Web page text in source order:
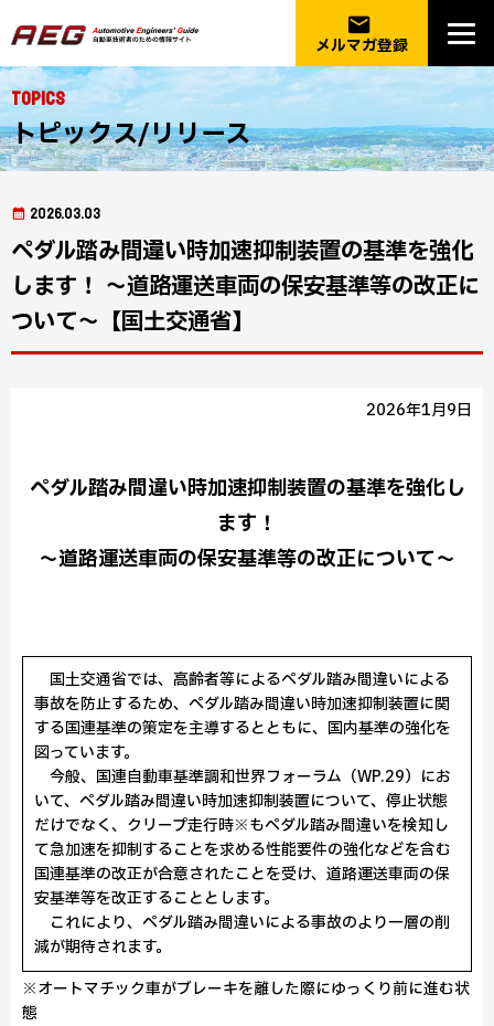
email
メルマガ登録
Topics
トピックス/リリース
2026.03.03
ペダル踏み間違い時加速抑制装置の基準を強化
します！ ～道路運送車両の保安基準等の改正に
ついて～【国土交通省】
2026年1月9日
ペダル踏み間違い時加速抑制装置の基準を強化し
ます！
～道路運送車両の保安基準等の改正について～
国土交通省では、高齢者等によるペダル踏み間違いによる
事故を防止するため、ペダル踏み間違い時加速抑制装置に関
する国連基準の策定を主導するとともに、国内基準の強化を
図っています。
今般、国連自動車基準調和世界フォーラム（WP.29）にお
いて、ペダル踏み間違い時加速抑制装置について、停止状態
だけでなく、クリープ走行時※もペダル踏み間違いを検知し
て急加速を抑制することを求める性能要件の強化などを含む
国連基準の改正が合意されたことを受け、道路運送車両の保
安基準等を改正することとします。
これにより、ペダル踏み間違いによる事故のより一層の削
減が期待されます。
※オートマチック車がブレーキを離した際にゆっくり前に進む状
態